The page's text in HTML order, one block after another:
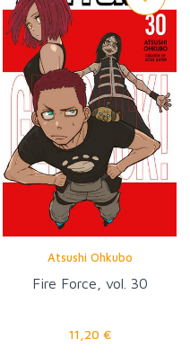
Atsushi Ohkubo
Fire Force, vol. 30
11,20 €